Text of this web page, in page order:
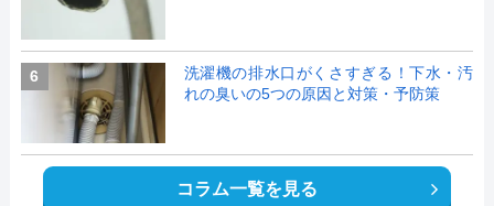
6
洗濯機の排水口がくさすぎる！下水・汚
れの臭いの5つの原因と対策・予防策
コラム一覧を見る